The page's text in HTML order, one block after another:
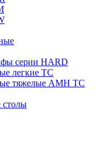
серии HARD
легкие ТС
тяжелые AMH TC